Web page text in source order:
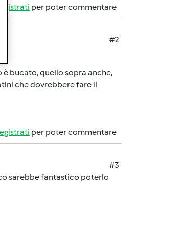
registrati per poter commentare
#2
bucato, quello sopra anche,
che dovrebbere fare il
per poter commentare
#3
sarebbe fantastico poterlo